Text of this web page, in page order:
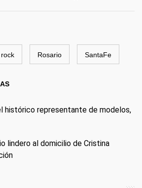
rock Rosario SantaFe
histórico representante de modelos,
lindero al domicilio de Cristina